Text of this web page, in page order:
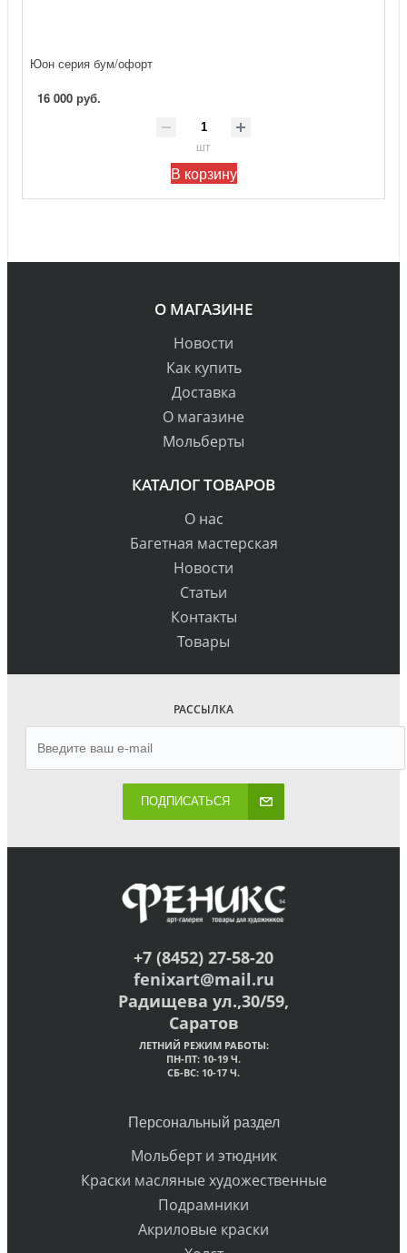
Юон серия бум/офорт
16 000 руб.
шт
В корзину
О МАГАЗИНЕ
Новости
Как купить
Доставка
О магазине
Мольберты
КАТАЛОГ ТОВАРОВ
О нас
Багетная мастерская
Новости
Статьи
Контакты
Товары
РАССЫЛКА
ПОДПИСАТЬСЯ
+7 (8452) 27-58-20
fenixart@mail.ru
Радищева ул.,30/59,
Саратов
ЛЕТНИЙ РЕЖИМ РАБОТЫ:
ПН-ПТ: 10-19 Ч.
СБ-ВС: 10-17 Ч.
Персональный раздел
Мольберт и этюдник
Краски масляные художественные
Подрамники
Акриловые краски